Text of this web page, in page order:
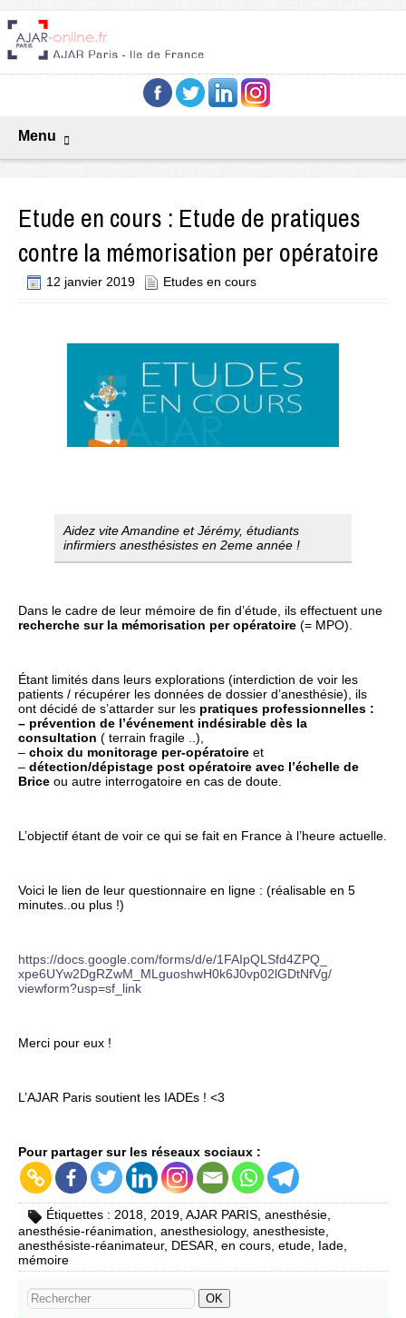
Menu
Etude en cours : Etude de pratiques
contre la mémorisation per opératoire
12 janvier 2019 Etudes en cours
Aidez vite Amandine et Jérémy, étudiants
infirmiers anesthésistes en 2eme année !
Dans le cadre de leur mémoire de fin d’étude, ils effectuent une
recherche sur la mémorisation per opératoire (= MPO).
Étant limités dans leurs explorations (interdiction de voir les
patients / récupérer les données de dossier d’anesthésie), ils
ont décidé de s’attarder sur les pratiques professionnelles :
– prévention de l’événement indésirable dès la
consultation ( terrain fragile ..),
– choix du monitorage per-opératoire et
– détection/dépistage post opératoire avec l’échelle de
Brice ou autre interrogatoire en cas de doute.
L’objectif étant de voir ce qui se fait en France à l’heure actuelle.
Voici le lien de leur questionnaire en ligne : (réalisable en 5
minutes..ou plus !)
https://docs.google.com/forms/d/e/1FAIpQLSfd4ZPQ_
xpe6UYw2DgRZwM_ MLguoshwH0k6J0vp02lGDtNfVg/
viewform?usp=sf_link
Merci pour eux !
L’AJAR Paris soutient les IADEs ! <3
Pour partager sur les réseaux sociaux :
Étiquettes : 2018, 2019, AJAR PARIS, anesthésie,
anesthésie-réanimation anesthesiology, anesthesiste
anesthésiste-réanimateur, DESAR en cours etude Iade
mémoire